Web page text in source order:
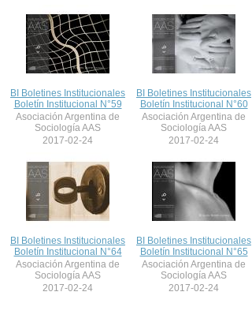
BI Boletines Institucionales
Boletín Institucional N°59
Asociación Argentina de
Sociología AAS
2017-02-24
BI Boletines Institucionales
Boletín Institucional N°60
Asociación Argentina de
Sociología AAS
2017-02-24
BI Boletines Institucionales
Boletín Institucional N°64
Asociación Argentina de
Sociología AAS
2017-02-24
BI Boletines Institucionales
Boletín Institucional N°65
Asociación Argentina de
Sociología AAS
2017-02-24